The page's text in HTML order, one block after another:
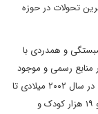
تحولات در حوزه
و همدردی با
منابع رسمی و موجود
منتشر شده رژیم صهیونیستی از آغاز انتفاضه دوم الاقصی در سال ۲۰۰۲ میلادی تا
الان ۲ هزار و ۲۳۰ کودک فلسطینی را به شهادت رسانده‌ و ۱۹ هزار کودک و